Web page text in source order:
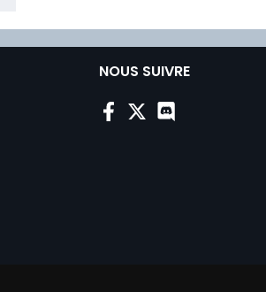
NOUS SUIVRE